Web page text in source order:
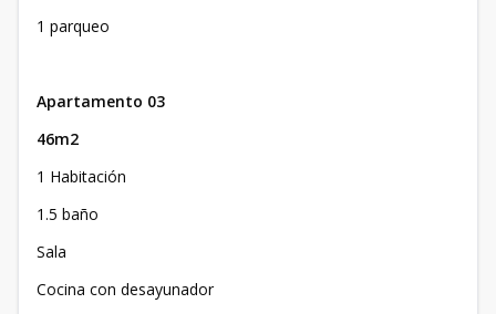
1 parqueo
Apartamento 03
46m2
1 Habitación
1.5 baño
Sala
Cocina con desayunador